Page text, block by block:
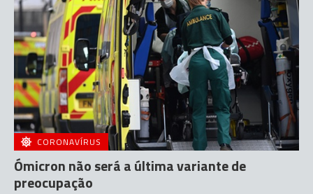
CORONAVÍRUS
Ómicron não será a última variante de
preocupação